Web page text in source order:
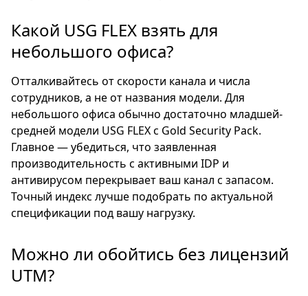
Какой USG FLEX взять для
небольшого офиса?
Отталкивайтесь от скорости канала и числа
сотрудников, а не от названия модели. Для
небольшого офиса обычно достаточно младшей-
средней модели USG FLEX с Gold Security Pack.
Главное — убедиться, что заявленная
производительность с активными IDP и
антивирусом перекрывает ваш канал с запасом.
Точный индекс лучше подобрать по актуальной
спецификации под вашу нагрузку.
Можно ли обойтись без лицензий
UTM?